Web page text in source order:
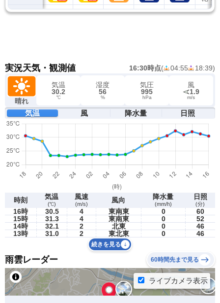
実況天気・観測値 16:30時点( 04:55 18:39)
晴れ
気温
30.2
℃
湿度
56
%
気圧
995
hPa
風
1.9
m/s
気温 風 降水量 日照
時刻 気温
(℃)
風速
(m/s) 風向 降水量
(mm/h)
日照
(分)
16時 30.5 4 東南東 0
60
15時
31.3 4 東南東 0
52
14時
32.1 2 北東 0
46
13時
31.0 2 東北東 0 46
続きを見る
雨雲レーダー 60時間先まで見る